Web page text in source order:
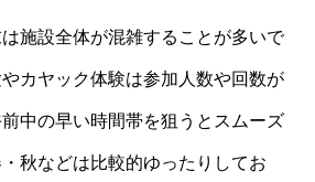
施設全体が混雑することが多いで
カヤック体験は参加人数や回数が
中の早い時間帯を狙うとスムーズ
秋などは比較的ゆったりしてお